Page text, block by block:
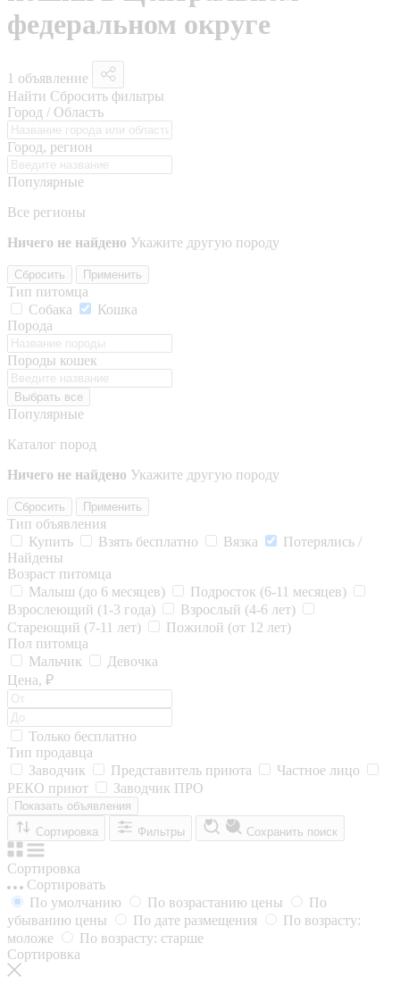
федеральном округе
1 объявление
Найти Сбросить фильтры
Город / Область
Город, регион
Популярные
Все регионы
Ничего не найдено Укажите другую породу
Сбросить Применить
Тип питомца
Собака
Кошка
Порода
Породы кошек
Выбрать все
Популярные
Каталог пород
Ничего не найдено Укажите другую породу
Сбросить Применить
Тип объявления
Купить
Взять бесплатно Вязка
Потерялись /
Найдены
Возраст питомца
Малыш (до 6 месяцев)
Подросток (6-11 месяцев)
Взрослеющий (1-3 года)
Взрослый (4-6 лет)
Стареющий (7-11 лет)
Пожилой (от 12 лет)
Пол питомца
Мальчик
Девочка
Цена, ₽
Только бесплатно
Тип продавца
Заводчик
Представитель приюта
Частное лицо
РЕКО приют
Заводчик ПРО
Показать объявления
Сортировка
Фильтры Сохранить поиск
Сортировка
Сортировать
По умолчанию
По возрастанию цены
По
убыванию цены
По дате размещения
По возрасту:
моложе
По возрасту: старше
Сортировка